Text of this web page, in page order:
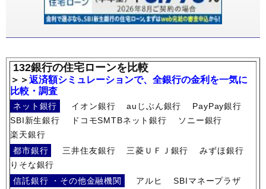
132銀行の住宅ローンを比較
＞＞返済額シミュレーションで、全銀行の金利を一気に
比較・調査
ネット銀行 イオン銀行 auじぶん銀行
PayPay銀行
SBI新生銀行
ドコモSMTBネット銀行
ソニー銀行
楽天銀行
都市銀行
三井住友銀行 三菱ＵＦＪ銀行
みずほ銀行
りそな銀行
信託銀行 ・その他金融機関
アルヒ
SBIマネープラザ